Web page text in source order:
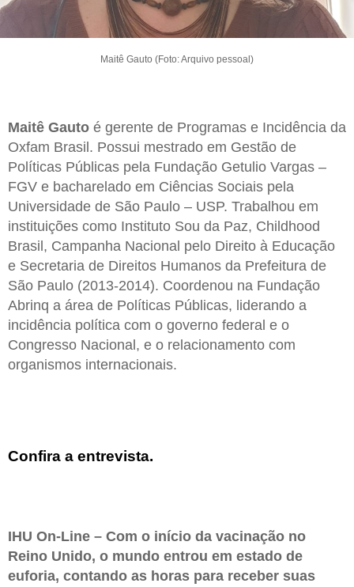
Maitê Gauto (Foto: Arquivo pessoal)
Maitê Gauto é gerente de Programas e Incidência da
Oxfam Brasil. Possui mestrado em Gestão de
Políticas Públicas pela Fundação Getulio Vargas –
FGV e bacharelado em Ciências Sociais pela
Universidade de São Paulo – USP. Trabalhou em
instituições como Instituto Sou da Paz, Childhood
Brasil, Campanha Nacional pelo Direito à Educação
e Secretaria de Direitos Humanos da Prefeitura de
São Paulo (2013-2014). Coordenou na Fundação
Abrinq a área de Políticas Públicas, liderando a
incidência política com o governo federal e o
Congresso Nacional, e o relacionamento com
organismos internacionais.
Confira a entrevista.
IHU On-Line – Com o início da vacinação no
Reino Unido, o mundo entrou em estado de
euforia, contando as horas para receber suas